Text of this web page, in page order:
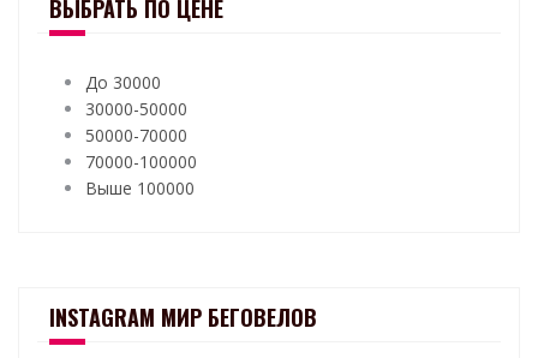
ВЫБРАТЬ ПО ЦЕНЕ
До 30000
30000-50000
50000-70000
70000-100000
Выше 100000
INSTAGRAM МИР БЕГОВЕЛОВ